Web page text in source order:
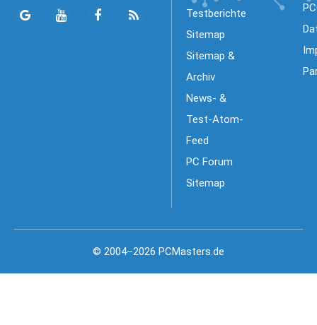
Testberichte
Sitemap
Sitemap &
Archiv
News- &
Test-Atom-
Feed
PC Forum
Sitemap
© 2004–2026 PCMasters.de